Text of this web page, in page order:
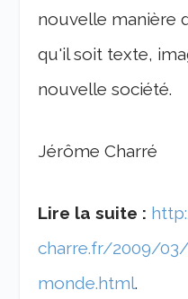
nouvelle manière
qu'il soit texte,
nouvelle société.
Jérôme Charré
Lire la suite :
charre.fr/2009/
monde.html.